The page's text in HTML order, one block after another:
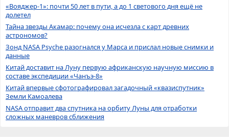
«Вояджер-1»: почти 50 лет в пути, а до 1 светового дня ещё не
долетел
Тайна звезды Акамар: почему она исчезла с карт древних
астрономов?
Зонд NASA Psyche разогнался у Марса и прислал новые снимки и
данные
Китай доставит на Луну первую африканскую научную миссию в
составе экспедиции «Чанъэ-8»
Китай впервые сфотографировал загадочный «квазиспутник»
Земли Камоалева
NASA отправит два спутника на орбиту Луны для отработки
сложных маневров сближения